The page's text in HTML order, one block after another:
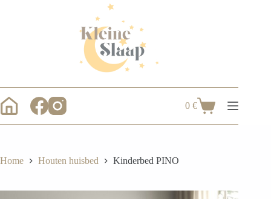
Winkelwagen
0€
Home Houten huisbed Kinderbed PINO